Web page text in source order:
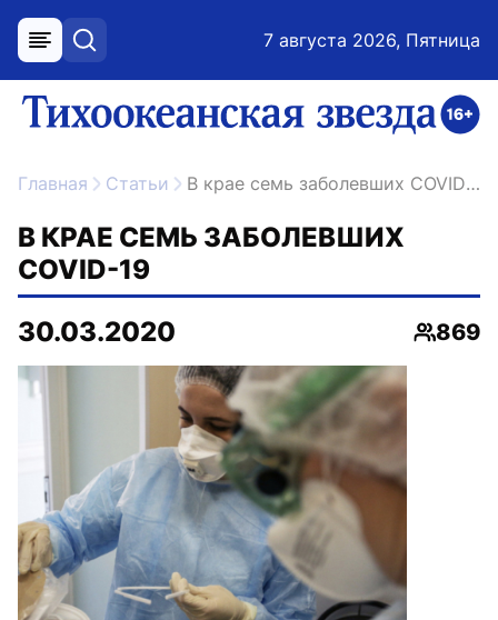
меню поиск 7 августа 2026, Пятница
ссылка на главную
Главная Статьи В крае семь заболевших COVID-19
В КРАЕ СЕМЬ ЗАБОЛЕВШИХ
COVID-19
30.03.2020
869